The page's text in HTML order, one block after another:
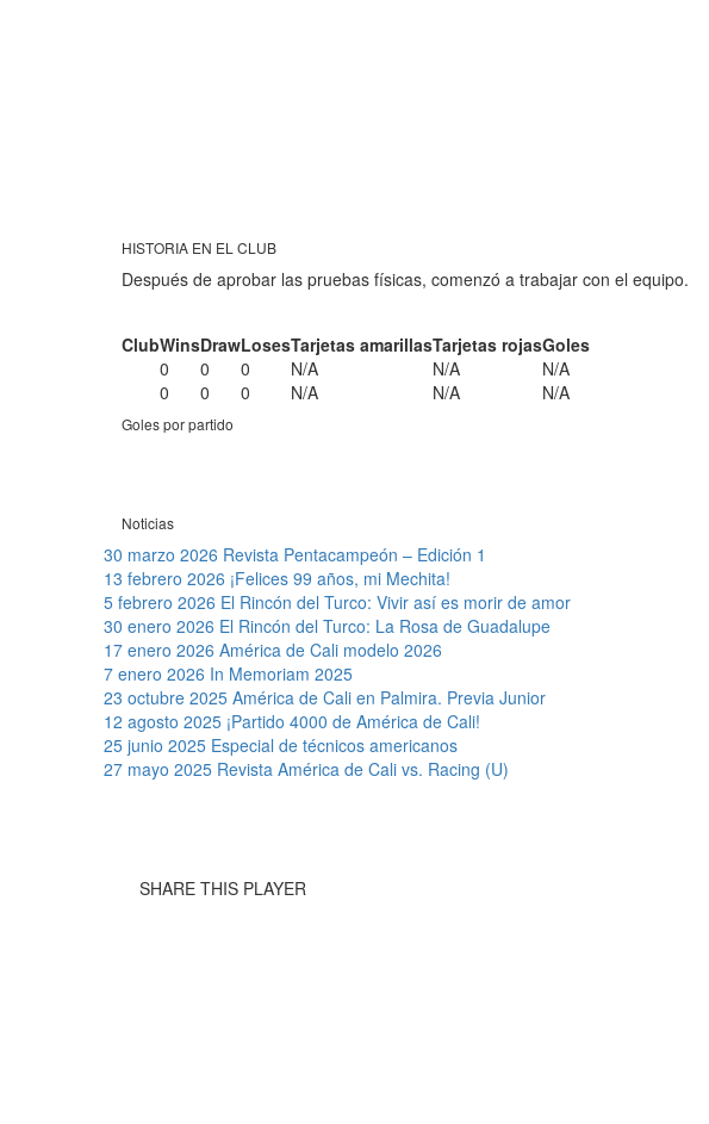
HISTORIA EN EL CLUB
Después de aprobar las pruebas físicas, comenzó a trabajar con el equipo.
ClubWinsDrawLosesTarjetas amarillasTarjetas rojasGoles
0
0 0 N/A N/A
N/A
0
0 0 N/A N/A N/A
Goles por partido
Noticias
30 marzo 2026 Revista Pentacampeón – Edición 1
13 febrero 2026 ¡Felices 99 años, mi Mechita!
5 febrero 2026 El Rincón del Turco: Vivir así es morir de amor
30 enero 2026 El Rincón del Turco: La Rosa de Guadalupe
17 enero 2026 América de Cali modelo 2026
7 enero 2026 In Memoriam 2025
23 octubre 2025 América de Cali en Palmira. Previa Junior
12 agosto 2025 ¡Partido 4000 de América de Cali!
25 junio 2025 Especial de técnicos americanos
27 mayo 2025 Revista América de Cali vs. Racing (U)
SHARE THIS PLAYER